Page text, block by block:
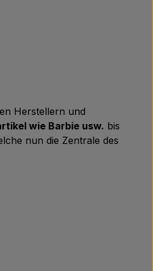
Herstellern und
wie Barbie usw. bis
nun die Zentrale des